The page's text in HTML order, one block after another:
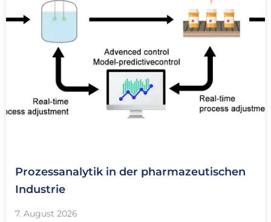
Prozessanalytik in der pharmazeutischen
Industrie
7. August 2026